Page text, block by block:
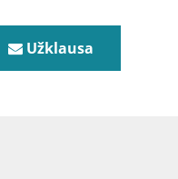
Užklausa